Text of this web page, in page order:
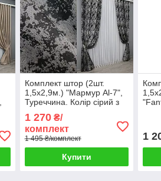
Комплект штор (2шт.
1,5х2,9м.) "Мармур Al-7",
Туреччина. Колір сірий з
0327
1 270₴/
комплект
1 495 ₴/комплект
Купити
1